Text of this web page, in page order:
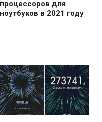
процессоров для
ноутбуков в 2021 году